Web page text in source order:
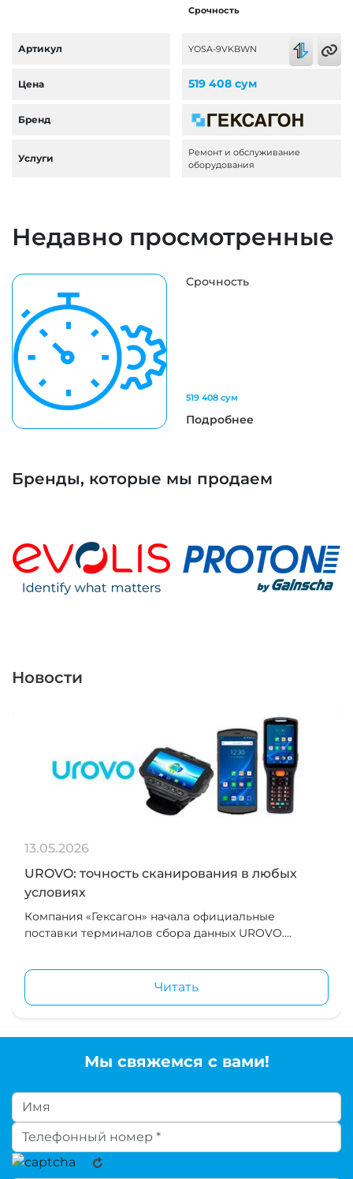
Артикул
Цена
Бренд
Услуги
Срочность
YOSA-9VKBWN
519 408 сум
Ремонт и обслуживание
оборудования
Недавно просмотренные
Срочность
519 408 сум
Подробнее
Бренды, которые мы продаем
Новости
13.05.2026
UROVO: точность сканирования в любых
условиях
Компания «Гексагон» начала официальные
поставки терминалов сбора данных UROVO....
Читать
Мы свяжемся с вами!